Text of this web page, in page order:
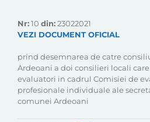
Nr:10 din:23022021
VEZI DOCUMENT OFICIAL
prind desemnarea de catre
Ardeoani a doi consilieri locali
evaluatori in cadrul Comisiei de
profesionale individuale ale
comunei Ardeoani